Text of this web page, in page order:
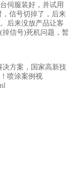
伺服装好，并试用
，信号切掉了，后来
后来没放产品让客
掉信号)死机问题，暂
决方案，国家高新技
喷涂案例视